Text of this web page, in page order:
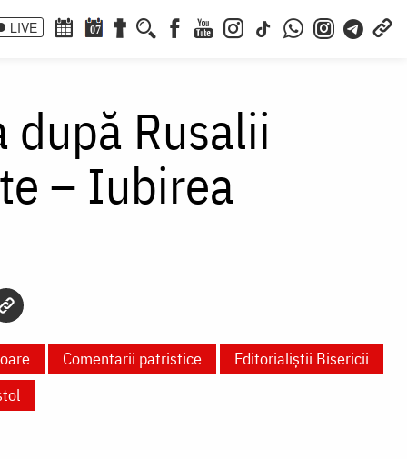
LIVE 07
Rusalii
– Iubirea
Comentarii patristice
Editorialiștii Bisericii